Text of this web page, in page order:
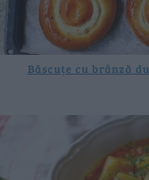
Băscuțe cu brânză